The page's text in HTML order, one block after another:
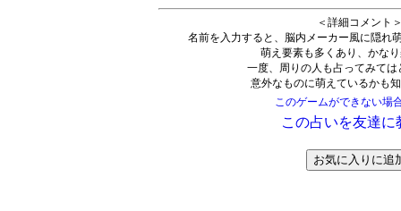
＜詳細コメント
名前を入力すると、脳内メーカー風に隠れ
萌え要素も多くあり、かな
一度、周りの人も占ってみては
意外なものに萌えているかも
このゲームができない場
この占いを友達に